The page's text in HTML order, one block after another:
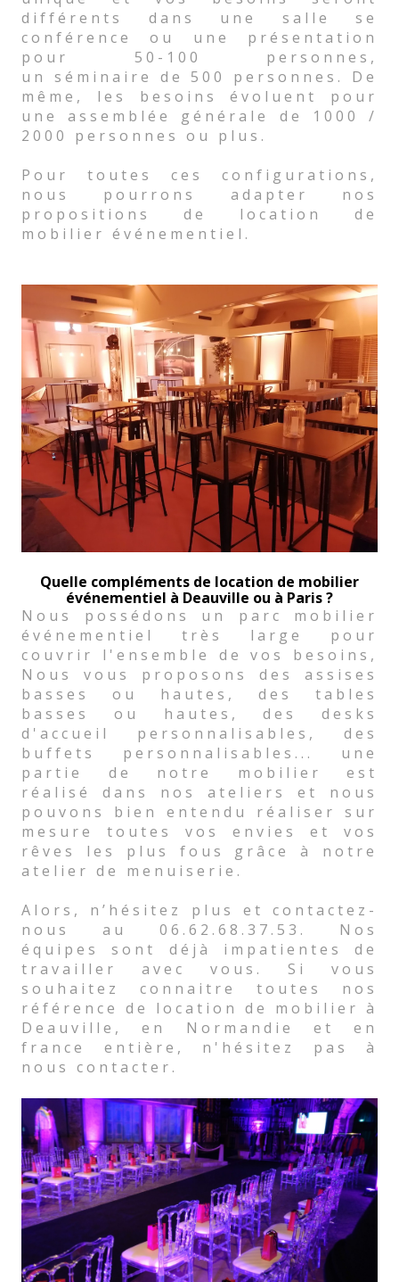
différents dans une salle se
conférence ou une présentation
pour 50-100 personnes,
un séminaire de 500 personnes. De
même, les besoins évoluent pour
une assemblée générale de 1000 /
2000 personnes ou plus.
Pour toutes ces configurations,
nous pourrons adapter nos
propositions de location de
mobilier événementiel.
Quelle compléments de location de mobilier
événementiel à Deauville ou à Paris ?
Nous possédons un parc mobilier
événementiel très large pour
couvrir l'ensemble de vos besoins,
Nous vous proposons des assises
basses ou hautes, des tables
basses ou hautes, des desks
d'accueil personnalisables, des
buffets personnalisables... une
partie de notre mobilier est
réalisé dans nos ateliers et nous
pouvons bien entendu réaliser sur
mesure toutes vos envies et vos
rêves les plus fous grâce à notre
atelier de menuiserie.
Alors, n’hésitez plus et contactez-
nous au 06.62.68.37.53. Nos
équipes sont déjà impatientes de
travailler avec vous. Si vous
souhaitez connaitre toutes nos
référence de location de mobilier à
Deauville, en Normandie et en
france entière, n'hésitez pas à
nous contacter.